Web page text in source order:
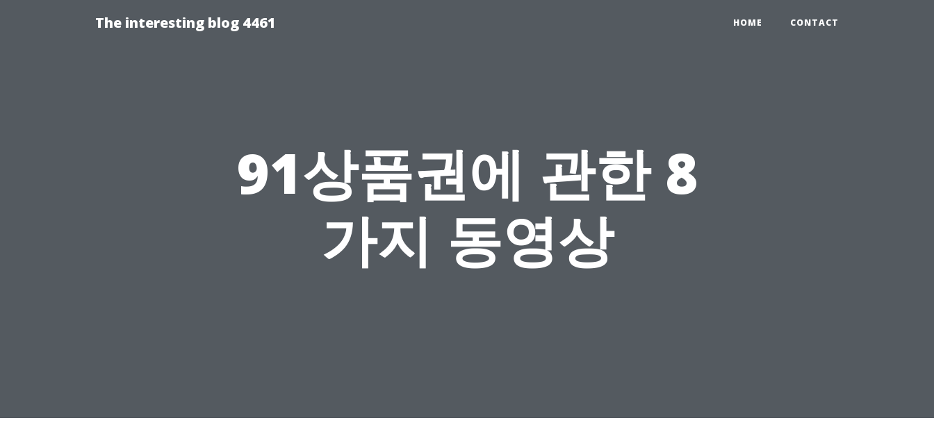
The interesting blog 4461 HOME CONTACT
91상품권에 관한 8
가지 동영상